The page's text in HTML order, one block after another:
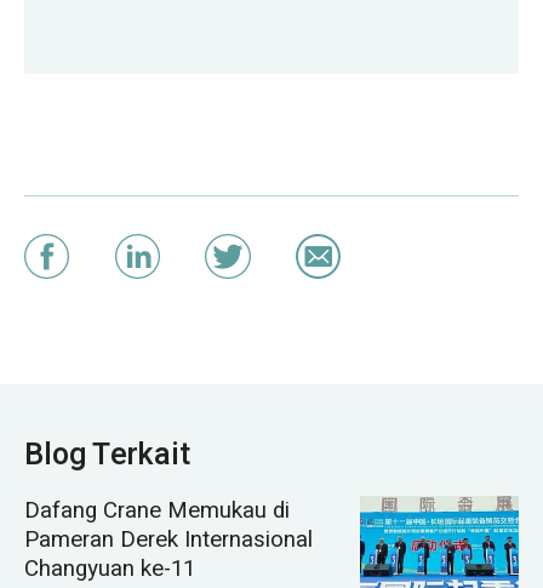
Blog Terkait
Dafang Crane Memukau di
Pameran Derek Internasional
Changyuan ke-11